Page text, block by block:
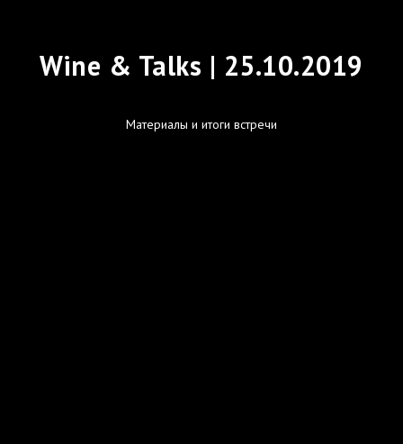
Wine & Talks | 25.10.2019
Материалы и итоги встречи